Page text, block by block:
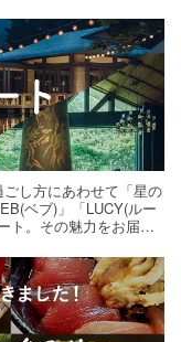
ごし方にあわせて「星の
ベブ)」「LUCY(ルー
ト。その魅力をお届け